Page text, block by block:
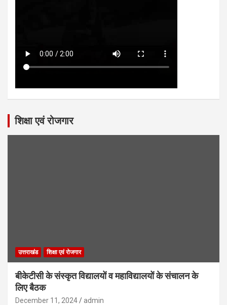
शिक्षा एवं रोजगार
उत्तराखंड शिक्षा एवं रोजगार
बीकेटीसी के संस्कृत विद्यालयों व महाविद्यालयों के संचालन के
लिए बैठक
December 11, 2024 admin